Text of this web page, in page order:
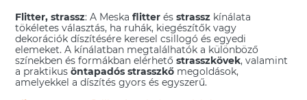
Flitter, strassz: A Meskaflitter ésstrassz kínálata
tökéletes választás, ha ruhák, kiegészítők vagy
dekorációk díszítésére keresel csillogó és egyedi
elemeket. A kínálatban megtalálhatók a különböző
színekben és formákban elérhetőstrasszkövek, valamint
a praktikusöntapadós strasszkő megoldások,
amelyekkel a díszítés gyors és egyszerű.